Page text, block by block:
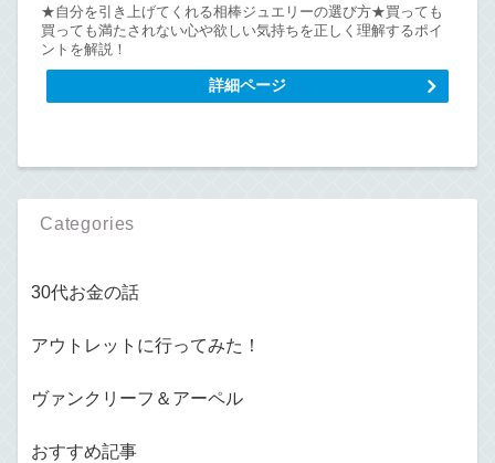
★自分を引き上げてくれる相棒ジュエリーの選び方★買っても
買っても満たされない心や欲しい気持ちを正しく理解するポイ
ントを解説！
詳細ページ
Categories
30代お金の話
アウトレットに行ってみた！
ヴァンクリーフ＆アーペル
おすすめ記事